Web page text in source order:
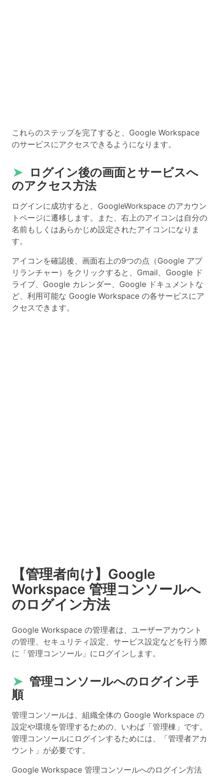
これらのステップを完了すると、Google Workspace
のサービスにアクセスできるようになります。
➤
ログイン後の画面とサービスへ
のアクセス方法
ログインに成功すると、GoogleWorkspace のアカウン
トページに遷移します。また、右上のアイコンは自分の
名前もしくはあらかじめ設定されたアイコンになりま
す。
アイコンを確認後、画面右上の9つの点（Google アプ
リランチャー）をクリックすると、Gmail、Google ド
ライブ、Google カレンダー、Google ドキュメントな
ど、利用可能な Google Workspace の各サービスにア
クセスできます。
【管理者向け】Google
Workspace 管理コンソールへ
のログイン方法
Google Workspace の管理者は、ユーザーアカウント
の管理、セキュリティ設定、サービス設定などを行う際
に「管理コンソール」にログインします。
➤ 管理コンソールへのログイン手
順
管理コンソールは、組織全体の Google Workspace の
設定や環境を管理するための、いわば「管理棟」です。
管理コンソールにログインするためには、「管理者アカ
ウント」が必要です。
Google Workspace 管理コンソールへのログイン方法